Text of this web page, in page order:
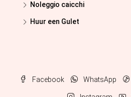
Noleggio caicchi
Huur een Gulet
Facebook WhatsApp